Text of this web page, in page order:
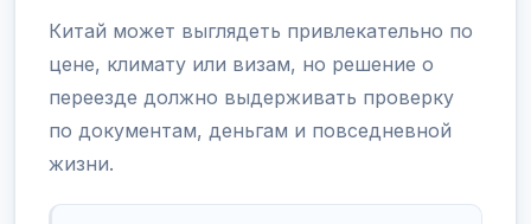
Китай может выглядеть привлекательно по
цене, климату или визам, но решение о
переезде должно выдерживать проверку
по документам, деньгам и повседневной
жизни.